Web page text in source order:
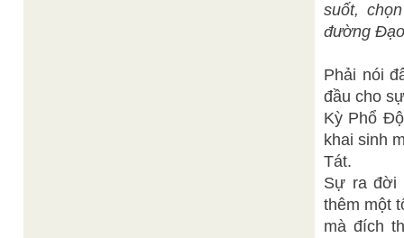
suốt,
đường
Phải nói
đầu cho
Kỳ Phổ
khai sinh
Tát.
Sự ra đời
thêm một
mà đích